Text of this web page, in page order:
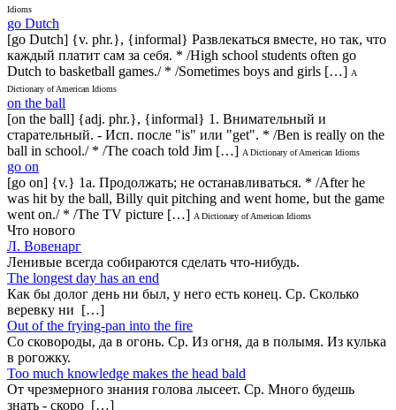
Idioms
go Dutch
[go Dutch] {v. phr.}, {informal} Развлекаться вместе, но так, что
каждый платит сам за себя. * /High school students often go
Dutch to basketball games./ * /Sometimes boys and girls […] A
Dictionary of American Idioms
on the ball
[on the ball] {adj. phr.}, {informal} 1. Внимательный и
старательный. - Исп. после "is" или "get". * /Ben is really on the
ball in school./ * /The coach told Jim […] A Dictionary of American Idioms
go on
[go on] {v.} 1a. Продолжать; не останавливаться. * /After he
was hit by the ball, Billy quit pitching and went home, but the game
went on./ * /The TV picture […] A Dictionary of American Idioms
Что нового
Л. Вовенарг
Ленивые всегда собираются сделать что-нибудь.
The longest day has an end
Как бы долог день ни был, у него есть конец. Ср. Сколько
веревку ни […]
Out of the frying-pan into the fire
Co сковороды, да в огонь. Ср. Из огня, да в полымя. Из кулька
в рогожку.
Too much knowledge makes the head bald
От чрезмерного знания голова лысеет. Ср. Много будешь
знать - скоро […]